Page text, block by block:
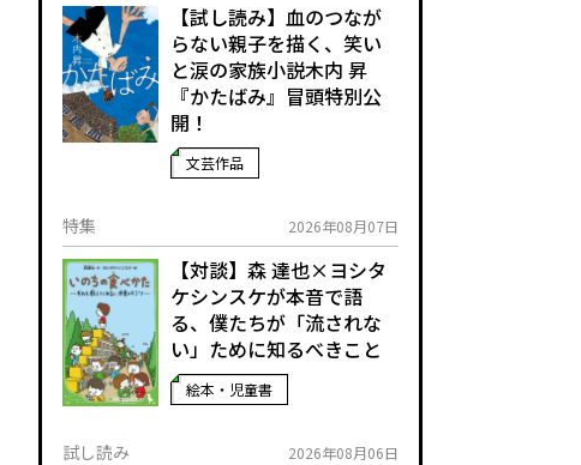
【試し読み】血のつなが
らない親子を描く、笑い
と涙の家族小説――木内 昇
『かたばみ』冒頭特別公
開！
文芸作品
特集 2026年08月07日
【対談】森 達也×ヨシタ
ケシンスケが本音で語
る、僕たちが「流されな
い」ために知るべきこと
絵本・児童書
試し読み 2026年08月06日